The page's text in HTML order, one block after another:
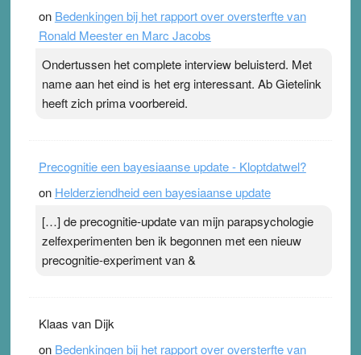
on Bedenkingen bij het rapport over oversterfte van
Ronald Meester en Marc Jacobs
Ondertussen het complete interview beluisterd. Met
name aan het eind is het erg interessant. Ab Gietelink
heeft zich prima voorbereid.
Precognitie een bayesiaanse update - Kloptdatwel?
on Helderziendheid een bayesiaanse update
[…] de precognitie-update van mijn parapsychologie
zelfexperimenten ben ik begonnen met een nieuw
precognitie-experiment van &
Klaas van Dijk
on Bedenkingen bij het rapport over oversterfte van